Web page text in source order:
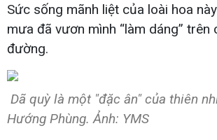
Sức sống mãnh liệt của loài hoa
mưa đã vươn mình “làm dáng” trên
đường.
Dã quỳ là một "đặc ân" của thiên
Hướng Phùng. Ảnh: YMS